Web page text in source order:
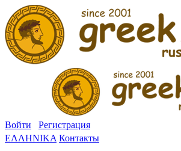
Войти
Регистрация
ΕΛΛΗΝΙΚΑ Контакты